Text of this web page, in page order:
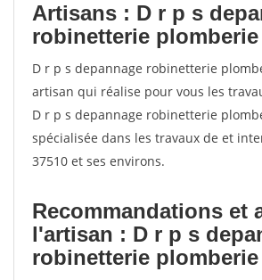
Artisans : D r p s
robinetterie
D r p s depannage robinetterie
artisan qui réalise pour vous les
D r p s depannage robinetterie
spécialisée dans les travaux de et
37510 et ses environs.
Recommandations et
l'artisan : D r p s
robinetterie